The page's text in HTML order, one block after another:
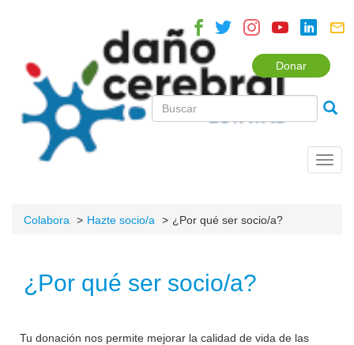
Donar
Colabora Hazte socio/a ¿Por qué ser socio/a?
¿Por qué ser socio/a?
Tu donación nos permite mejorar la calidad de vida de las